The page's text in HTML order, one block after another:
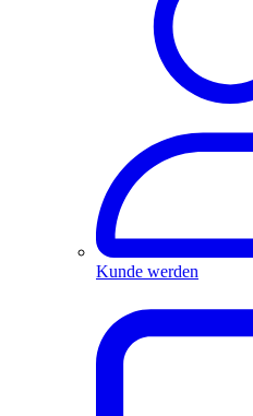
Kunde werden